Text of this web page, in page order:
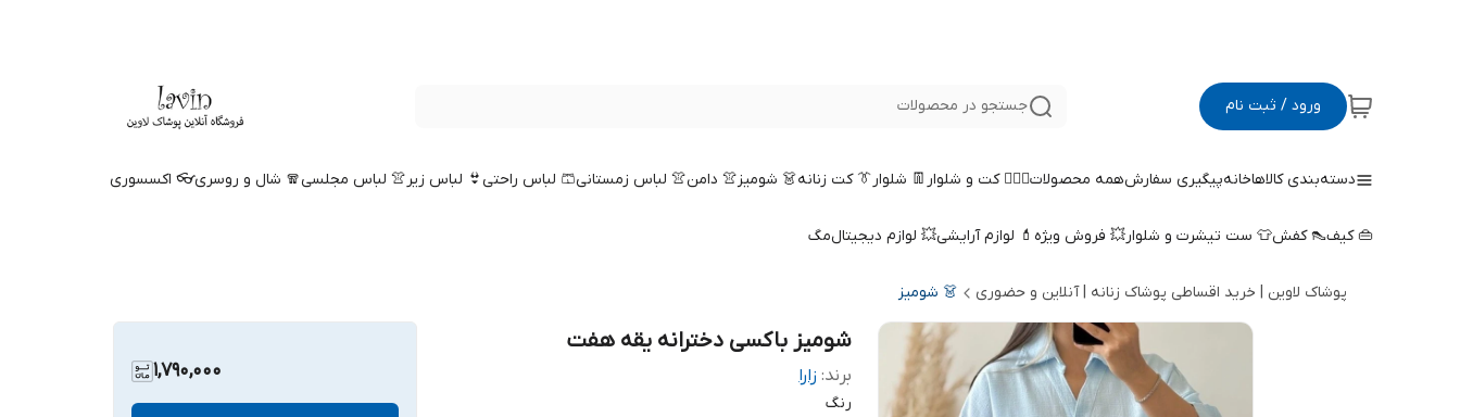
ورود / ثبت نام جستجو در محصولات
دسته‌بندی کالاهاخانهپیگیری سفارشهمه محصولات🤵🏻‍♀️ کت و شلوار 👖 شلوار👔 کت زنانه👗 شومیز👚 دامن👚 لباس زمستانی🩳 لباس راحتی👙 لباس زیر👚 لباس مجلسی🧣 شال و روسری👓 اکسسوری
👜 کیف👠 کفش👕 ست تیشرت و شلوار💥 فروش ویژه 💄 لوازم آرایشی💥 لوازم دیجیتالمگ
پوشاک لاوین | خرید اقساطی پوشاک زنانه | آنلاین و حضوری 👗 شومیز
شومیز باکسی دخترانه یقه هفت
برند: زارا
رنگ
1,790,000